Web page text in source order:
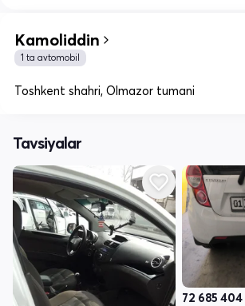
Kamoliddin
1 ta avtomobil
Toshkent shahri, Olmazor tumani
Tavsiyalar
72 685 404